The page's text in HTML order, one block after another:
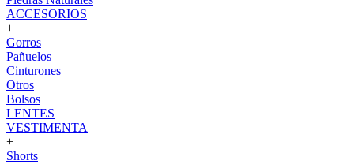
ACCESORIOS
+
Gorros
Pañuelos
Cinturones
Otros
Bolsos
LENTES
VESTIMENTA
+
Shorts